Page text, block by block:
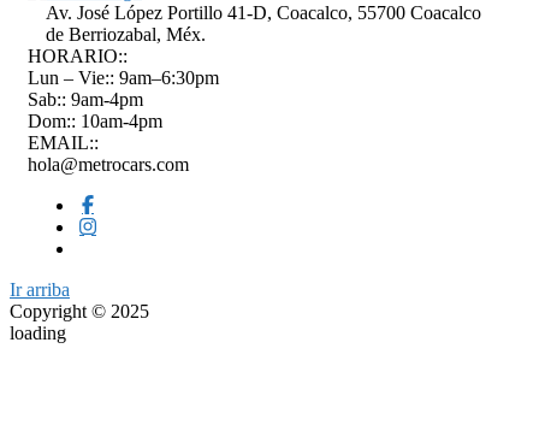
Av. José López Portillo 41-D, Coacalco, 55700 Coacalco
de Berriozabal, Méx.
HORARIO::
Lun – Vie:: 9am–6:30pm
Sab:: 9am-4pm
Dom:: 10am-4pm
EMAIL::
hola@metrocars.com
Ir arriba
Copyright © 2025
loading